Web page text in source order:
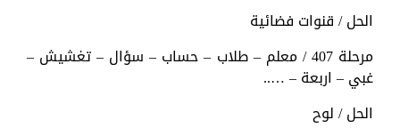
الحل / قنوات فضائية
مرحلة 407 / معلم – طلاب – حساب – سؤال – تغشيش –
غبي – اربعة – …..
الحل / لوح